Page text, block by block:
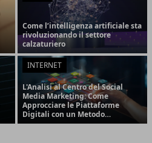
Come l’intelligenza artificiale sta
rivoluzionando il settore
calzaturiero
INTERNET
L'Analisi al Centro del Social
Media Marketing: Come
Approcciare le Piattaforme
Digitali con un Metodo
Strategico e Orientato ai